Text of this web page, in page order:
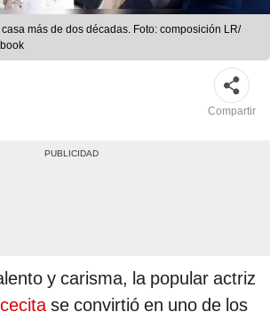
más de dos décadas. Foto: composición LR/
Compartir
y carisma, la popular actriz
se convirtió en uno de los